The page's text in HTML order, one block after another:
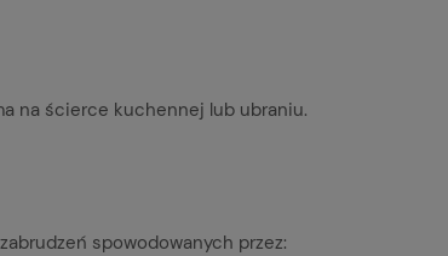
na ścierce kuchennej lub ubraniu.
spowodowanych przez: